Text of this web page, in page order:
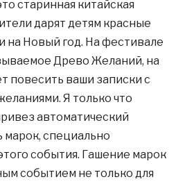
старинная китайская
дарят детям красные
на Новый год. На фестивале
Древо Желаний, на
повесить ваши записки с
Я только что
автоматический
марок, специально
события. Гашение марок
событием не только для